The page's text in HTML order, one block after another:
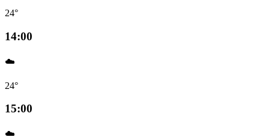
24°
14:00
☁️
24°
15:00
☁️